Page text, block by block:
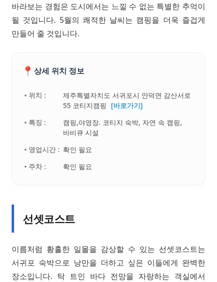
바라보는 경험은 도시에서는 느낄 수 없는 특별한 추억이
될 것입니다. 5월의 쾌적한 날씨는 캠핑을 더욱 즐겁게
만들어 줄 것입니다.
📍 상세 위치 정보
• 위치 :
제주특별자치도 서귀포시 안덕면 감산서로
55 코티지캠핑
[바로가기]
• 특징 :
캠핑,야영장. 코티지 숙박, 자연 속 캠핑,
바비큐 시설
• 영업시간 : 확인 필요
• 주차 :
확인 필요
선셋코스트
이름처럼 황홀한 일몰을 감상할 수 있는 선셋코스트는
서귀포 숙박으로 낭만을 더하고 싶은 이들에게 완벽한
장소입니다. 탁 트인 바다 전망을 자랑하는 객실에서